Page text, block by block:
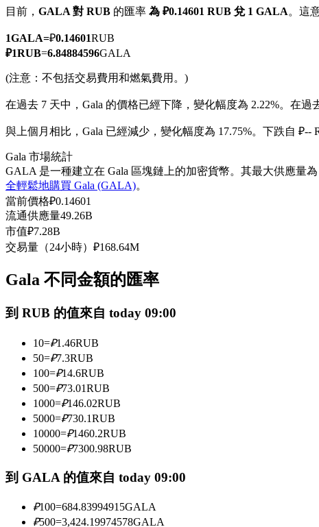
以數字貨幣為保證金的永續合約
USDC永續
跟單
與頂尖交易專家同行
目前， GALA 對 RUB 的匯率 為 ₽0.14601 RUB 兌 1 GALA。這
1GALA=₽0.14601RUB
₽1RUB=6.84884596GALA
(注意：不包括交易費用和燃氣費用。)
在過去 7 天中，Gala 的價格已經下降，變化幅度為 2.22%。 在過
與上個月相比，Gala 已經減少，變化幅度為 17.75%。下跌自 ₽--
Gala 市場統計
GALA 是一種建立在 Gala 區塊鏈上的加密貨幣。其最大供應量
全輕鬆地購買 Gala (GALA)。
當前價格₽0.14601
流通供應量49.26B
市值₽7.28B
交易量（24小時） ₽168.64M
Gala 不同金額的匯率
到 RUB 的值來自 today 09:00
10=₽1.46RUB
50=₽7.3RUB
100=₽14.6RUB
500=₽73.01RUB
1000=₽146.02RUB
5000=₽730.1RUB
10000=₽1460.2RUB
50000=₽7300.98RUB
到 GALA 的值來自 today 09:00
₽100=684.83994915GALA
₽500=3,424.19974578GALA